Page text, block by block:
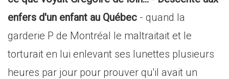
enfers d'un enfant au Québec - quand la
garderie P de Montréal le maltraitait et le
torturait en lui enlevant ses lunettes plusieurs
heures par jour pour prouver qu'il avait un